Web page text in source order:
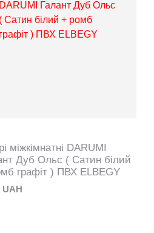
міжкімнатні DARUMI
Дуб Ольс ( Сатин білий
графіт ) ПВХ ELBEGY
UAH